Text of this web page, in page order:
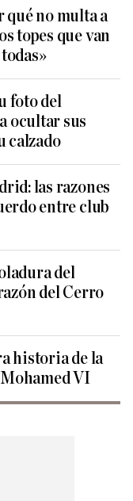
qué no multa a
topes que van
foto del
ocultar sus
calzado
las razones
entre club
del
del Cerro
historia de la
VI